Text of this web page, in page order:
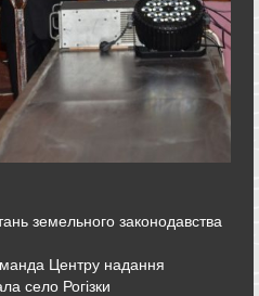
земельного законодавства
Центру надання
село Рогізки